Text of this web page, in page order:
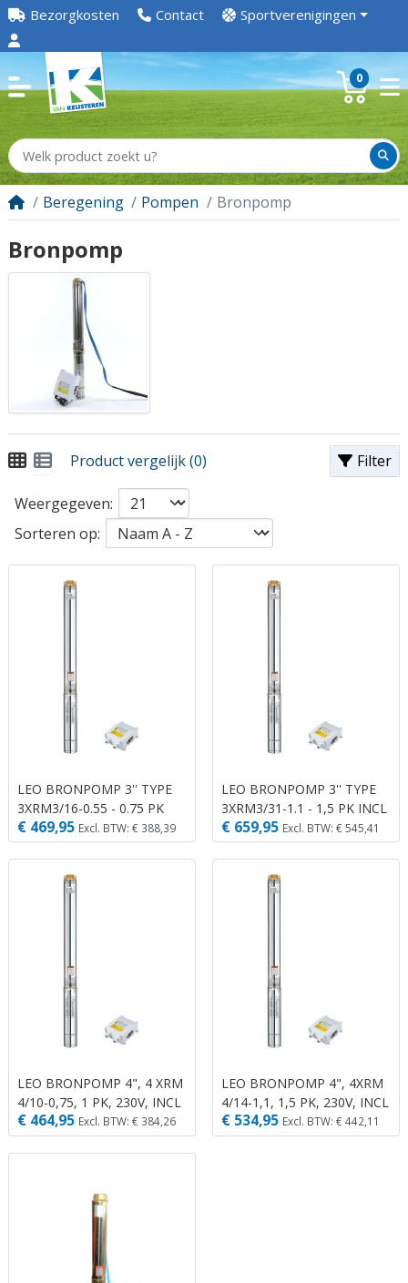
Bezorgkosten Contact Sportverenigingen
0
Beregening Pompen Bronpomp
Bronpomp
Filter
Product vergelijk (0)
Weergegeven:
Sorteren op:
LEO BRONPOMP 3'' TYPE
3XRM3/16-0.55 - 0.75 PK
INCL SCHAKELKAAST
€ 469,95 Excl. BTW: € 388,39
LEO BRONPOMP 3'' TYPE
3XRM3/31-1.1 - 1,5 PK INCL
SCHAKELKAAST
€ 659,95 Excl. BTW: € 545,41
LEO BRONPOMP 4", 4 XRM
4/10-0,75, 1 PK, 230V, INCL
SCHAKELKAST
€ 464,95 Excl. BTW: € 384,26
LEO BRONPOMP 4", 4XRM
4/14-1,1, 1,5 PK, 230V, INCL
SCHAKELKAST
€ 534,95 Excl. BTW: € 442,11